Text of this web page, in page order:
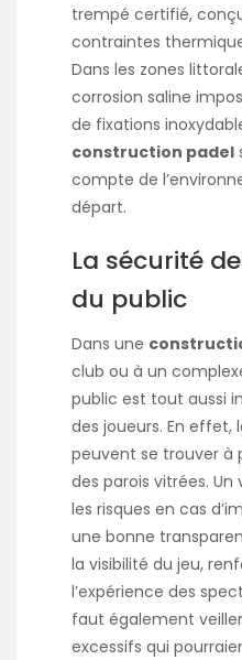
trempé certifié,
contraintes
Dans les zones
corrosion saline
de fixations
construction padel
compte de
départ.
La sécurité
du public
Dans une
club ou à un
public est tout aussi
des joueurs. En effet,
peuvent se trouver à
des parois vitrées.
les risques en cas
une bonne
la visibilité du jeu,
l’expérience des
faut également
excessifs qui